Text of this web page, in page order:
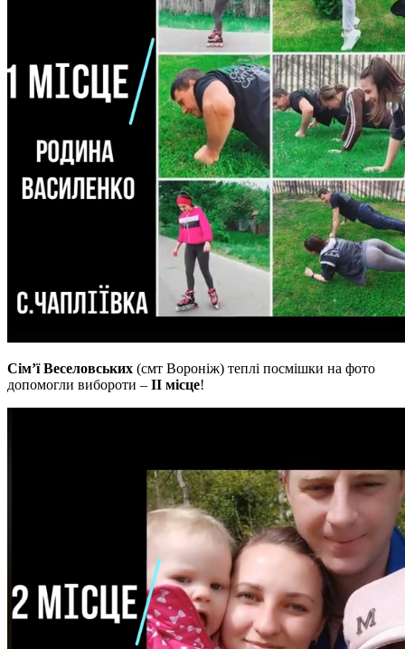
Сім’їВеселовських (смт Вороніж) теплі посмішки на фото
допомогли вибороти – ІІ місце!